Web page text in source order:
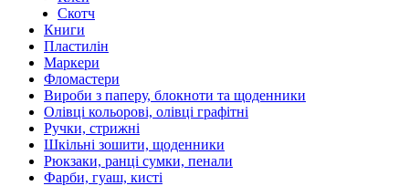
Скотч
Книги
Пластилін
Маркери
Фломастери
Вироби з паперу, блокноти та щоденники
Олівці кольорові, олівці графітні
Ручки, стрижні
Шкільні зошити, щоденники
Рюкзаки, ранці сумки, пенали
Фарби, гуаш, кисті